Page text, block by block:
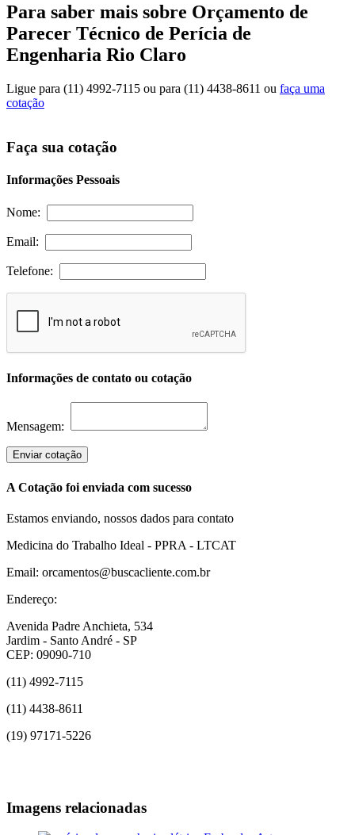
Para saber mais sobre Orçamento de
Parecer Técnico de Perícia de
Engenharia Rio Claro
Ligue para (11) 4992-7115 ou para (11) 4438-8611 ou faça uma
cotação
Faça sua cotação
Informações Pessoais
Nome:
Email:
Telefone:
Informações de contato ou cotação
Mensagem:
Enviar cotação
A Cotação foi enviada com sucesso
Estamos enviando, nossos dados para contato
Medicina do Trabalho Ideal - PPRA - LTCAT
Email: orcamentos@buscacliente.com.br
Endereço:
Avenida Padre Anchieta, 534
Jardim - Santo André - SP
CEP: 09090-710
(11) 4992-7115
(11) 4438-8611
(19) 97171-5226
Imagens relacionadas